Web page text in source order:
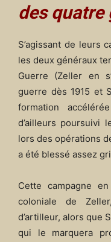
des quatre
S’agissant de leurs
les deux généraux
Guerre (Zeller en
guerre dès 1915 et
formation
d’ailleurs poursuivi
lors des opérations
a été blessé assez
Cette campagne
coloniale de
d’artilleur, alors que
qui le marquera